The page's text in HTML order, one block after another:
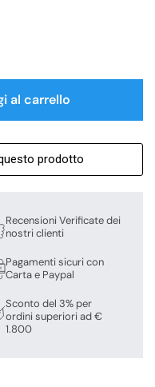
al carrello
prodotto
Recensioni Verificate dei
nostri clienti
Pagamenti sicuri con
Carta e Paypal
Sconto del 3% per
ordini superiori ad €
1.800